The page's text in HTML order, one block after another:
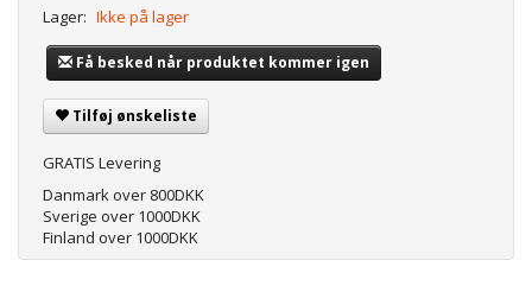
Lager: Ikke på lager
Få besked når produktet kommer igen
Tilføj ønskeliste
GRATIS Levering
Danmark over 800DKK
Sverige over 1000DKK
Finland over 1000DKK